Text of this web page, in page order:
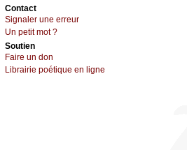
Cоntact
Signaler une errеur
Un pеtit mоt ?
Sоutien
Fаirе un dоn
Librairiе pоétique en lignе